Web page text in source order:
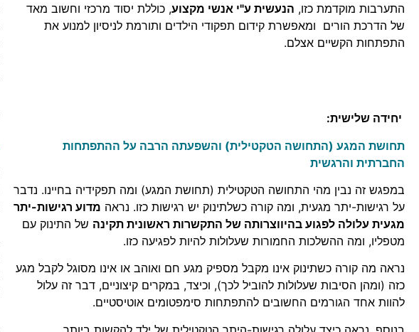
התערבות מוקדמת כזו, הנעשית ע"י אנשי מקצוע, כוללת יסוד מרכזי וחשוב מאד
של הדרכת הורים ומאפשרת קידום תפקודי הילדים ותורמת לניסיון למנוע את
התפתחות הקשיים אצלם.
יחידה שלישית:
תחושת המגע (התחושה הטקטילית) והשפעתה הרבה על ההתפתחות
החברתית והרגשית
במפגש זה נבין מהי התחושה הטקטילית (תחושת המגע) ומה תפקידיה בחיינו. נדבר
על רגישות-יתר מגעית, ומה קורה כשלתינוק יש רגישות כזו. נראה מדוע רגישות-יתר
מגעית עלולה לפגוע בהיווצרותה של התקשרות ראשונית תקינה של התינוק עם
מטפליו, ומה ההשלכות החמורות שעלולות להיות לפגיעה כזו.
נראה מה קורה כשתינוק אינו מקבל מספיק מגע חם ואוהב או אינו מסוגל לקבל מגע
כזה (ומהן הסיבות שעלולות להוביל לכך), וכיצד, במקרים קיצוניים, דבר זה עלול
להוות אחד הגורמים החשובים להתפתחות סימפטומים אוטיסטיים.